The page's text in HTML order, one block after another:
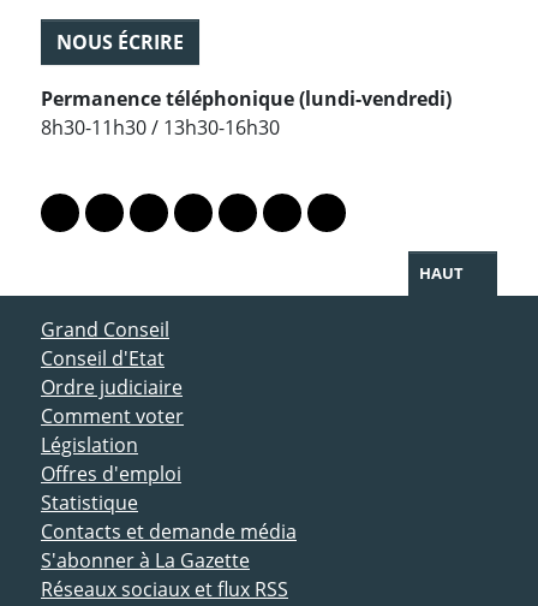
NOUS ÉCRIRE
Permanence téléphonique (lundi-vendredi)
8h30-11h30 / 13h30-16h30
Lien vers le profil Mastodon
Lien vers le profil Bluesky
Lien vers le profil Instagram
Lien vers le profil Linkedin
Lien vers le profil Facebook
Lien vers le profil Twitter
Partager par WhatsApp
HAUT
ACCÈS DIRECT
Grand Conseil
Conseil d'Etat
Ordre judiciaire
Comment voter
Législation
Offres d'emploi
Statistique
Contacts et demande média
S'abonner à La Gazette
Réseaux sociaux et flux RSS